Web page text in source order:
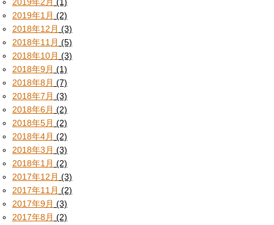
2019年2月 (1)
2019年1月 (2)
2018年12月 (3)
2018年11月 (5)
2018年10月 (3)
2018年9月 (1)
2018年8月 (7)
2018年7月 (3)
2018年6月 (2)
2018年5月 (2)
2018年4月 (2)
2018年3月 (3)
2018年1月 (2)
2017年12月 (3)
2017年11月 (2)
2017年9月 (3)
2017年8月 (2)